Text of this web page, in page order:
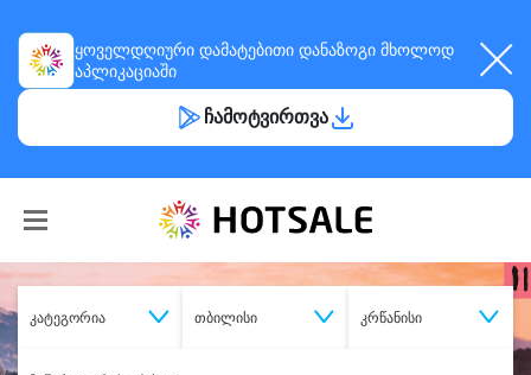
ყოველდღიური დამატებითი დანაზოგი მხოლოდ
აპლიკაციაში
ჩამოტვირთვა
კატეგორია თბილისი კრწანისი